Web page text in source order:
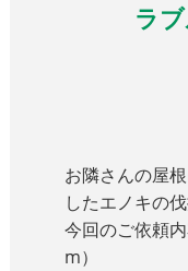
ラ
お隣さんの屋
したエノキの
今回のご依頼
m）